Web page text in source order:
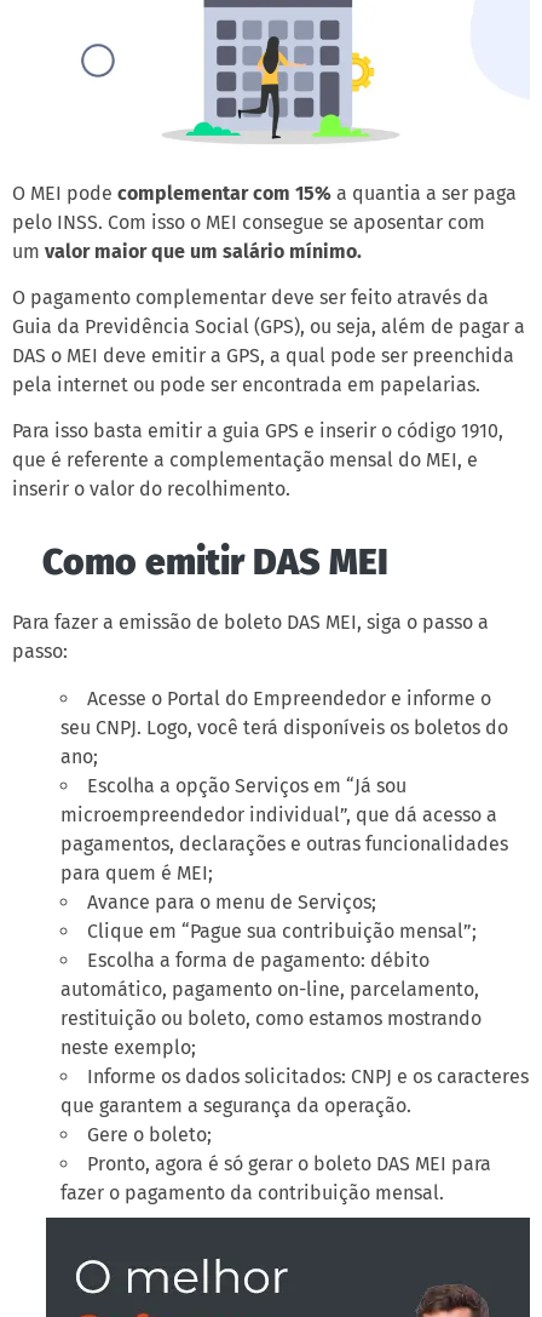
O MEI pode complementar com 15% a quantia a ser paga
pelo INSS. Com isso o MEI consegue se aposentar com
um valor maior que um salário mínimo.
O pagamento complementar deve ser feito através da
Guia da Previdência Social (GPS), ou seja, além de pagar a
DAS o MEI deve emitir a GPS, a qual pode ser preenchida
pela internet ou pode ser encontrada em papelarias.
Para isso basta emitir a guia GPS e inserir o código 1910,
que é referente a complementação mensal do MEI, e
inserir o valor do recolhimento.
Como emitir DAS MEI
Para fazer a emissão de boleto DAS MEI, siga o passo a
passo:
Acesse o Portal do Empreendedor e informe o
seu CNPJ. Logo, você terá disponíveis os boletos do
ano;
Escolha a opção Serviços em “Já sou
microempreendedor individual”, que dá acesso a
pagamentos, declarações e outras funcionalidades
para quem é MEI;
Avance para o menu de Serviços;
Clique em “Pague sua contribuição mensal”;
Escolha a forma de pagamento: débito
automático, pagamento on-line, parcelamento,
restituição ou boleto, como estamos mostrando
neste exemplo;
Informe os dados solicitados: CNPJ e os caracteres
que garantem a segurança da operação.
Gere o boleto;
Pronto, agora é só gerar o boleto DAS MEI para
fazer o pagamento da contribuição mensal.